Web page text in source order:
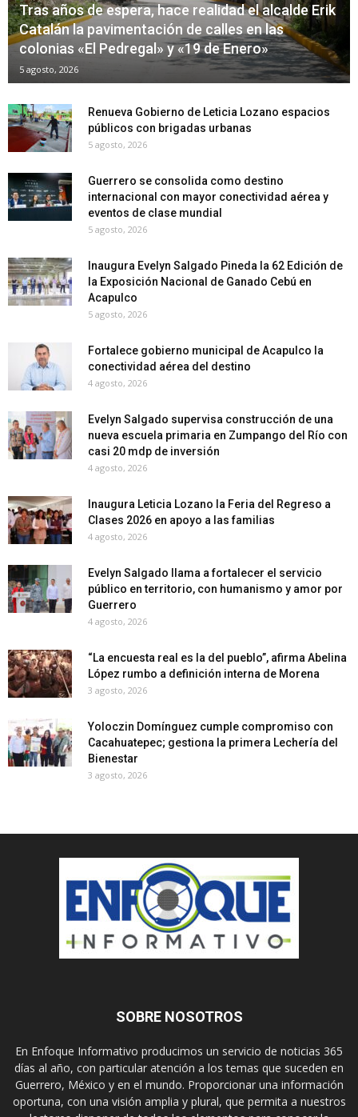
Tras años de espera, hace realidad el alcalde Erik
Catalán la pavimentación de calles en las
colonias «El Pedregal» y «19 de Enero»
5 agosto, 2026
Renueva Gobierno de Leticia Lozano espacios
públicos con brigadas urbanas
5 agosto, 2026
Guerrero se consolida como destino
internacional con mayor conectividad aérea y
eventos de clase mundial
5 agosto, 2026
Inaugura Evelyn Salgado Pineda la 62 Edición de
la Exposición Nacional de Ganado Cebú en
Acapulco
5 agosto, 2026
Fortalece gobierno municipal de Acapulco la
conectividad aérea del destino
4 agosto, 2026
Evelyn Salgado supervisa construcción de una
nueva escuela primaria en Zumpango del Río con
casi 20 mdp de inversión
4 agosto, 2026
Inaugura Leticia Lozano la Feria del Regreso a
Clases 2026 en apoyo a las familias
4 agosto, 2026
Evelyn Salgado llama a fortalecer el servicio
público en territorio, con humanismo y amor por
Guerrero
4 agosto, 2026
“La encuesta real es la del pueblo”, afirma Abelina
López rumbo a definición interna de Morena
3 agosto, 2026
Yoloczin Domínguez cumple compromiso con
Cacahuatepec; gestiona la primera Lechería del
Bienestar
3 agosto, 2026
SOBRE NOSOTROS
En Enfoque Informativo producimos un servicio de noticias 365
días al año, con particular atención a los temas que suceden en
Guerrero, México y en el mundo. Proporcionar una información
oportuna, con una visión amplia y plural, que permita a nuestros